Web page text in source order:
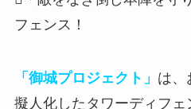
フェンス！
「御城プロジェクト」 は、
擬人化したタワーディフェ